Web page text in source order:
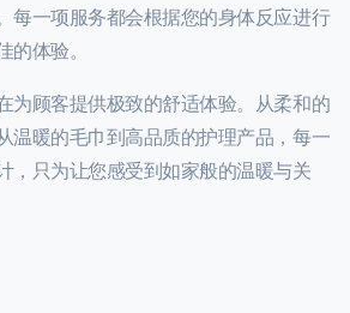
每一项服务都会根据您的身体反应进行
的体验。
为顾客提供极致的舒适体验。从柔和的
温暖的毛巾到高品质的护理产品，每一
，只为让您感受到如家般的温暖与关